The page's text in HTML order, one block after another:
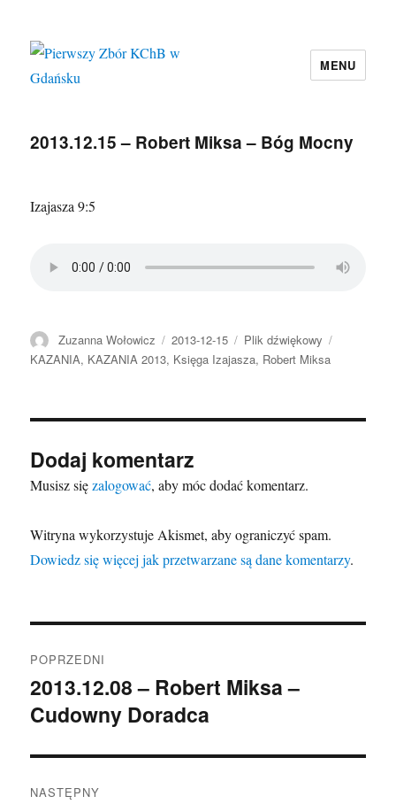
MENU
2013.12.15 – Robert Miksa – Bóg Mocny
Izajasza 9:5
Autor
Zuzanna Wołowicz
Data
publikacji
2013-12-15 Format
Plik dźwiękowy
KAZANIA, KAZANIA 2013, Księga Izajasza, Robert Miksa
Dodaj komentarz
Musisz sięzalogować, aby móc dodać komentarz.
Witryna wykorzystuje Akismet, aby ograniczyć spam.
Dowiedz się więcej jak przetwarzane są dane komentarzy.
wpisu
POPRZEDNI
Poprzedni
wpis:
2013.12.08 – Robert Miksa –
Cudowny Doradca
NASTĘPNY